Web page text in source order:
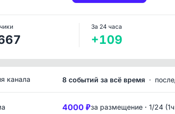
За 24 часа
+109
канала 8 событий за всё время ·
4000 ₽за размещение · 1/24